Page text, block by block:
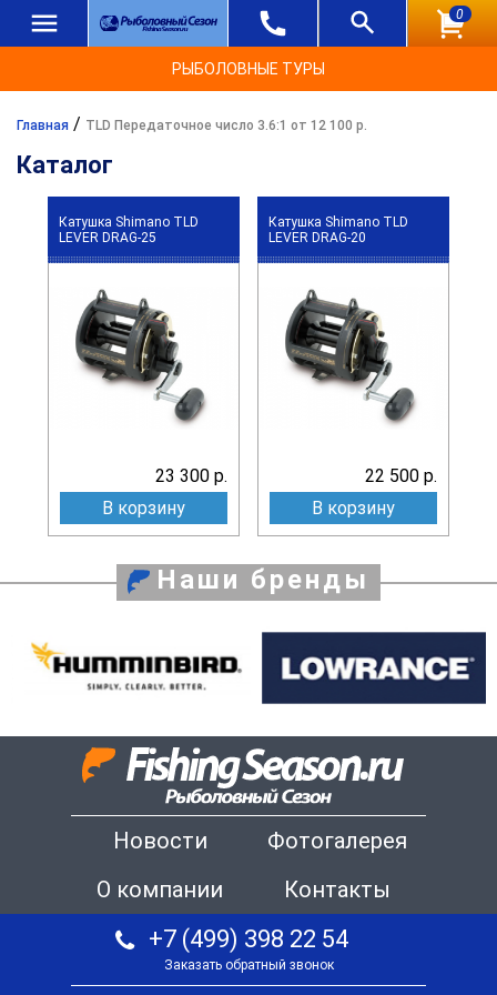
0
РЫБОЛОВНЫЕ ТУРЫ
Главная / TLD Передаточное число 3.6:1 от 12 100 р.
Каталог
Катушка Shimano TLD
LEVER DRAG-25
23 300 р.
В корзину
Катушка Shimano TLD
LEVER DRAG-20
22 500 р.
В корзину
Наши бренды
Новости
Фотогалерея
О компании
Контакты
+7 (499) 398 22 54
Заказать обратный звонок